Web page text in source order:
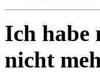
Ich habe
nicht